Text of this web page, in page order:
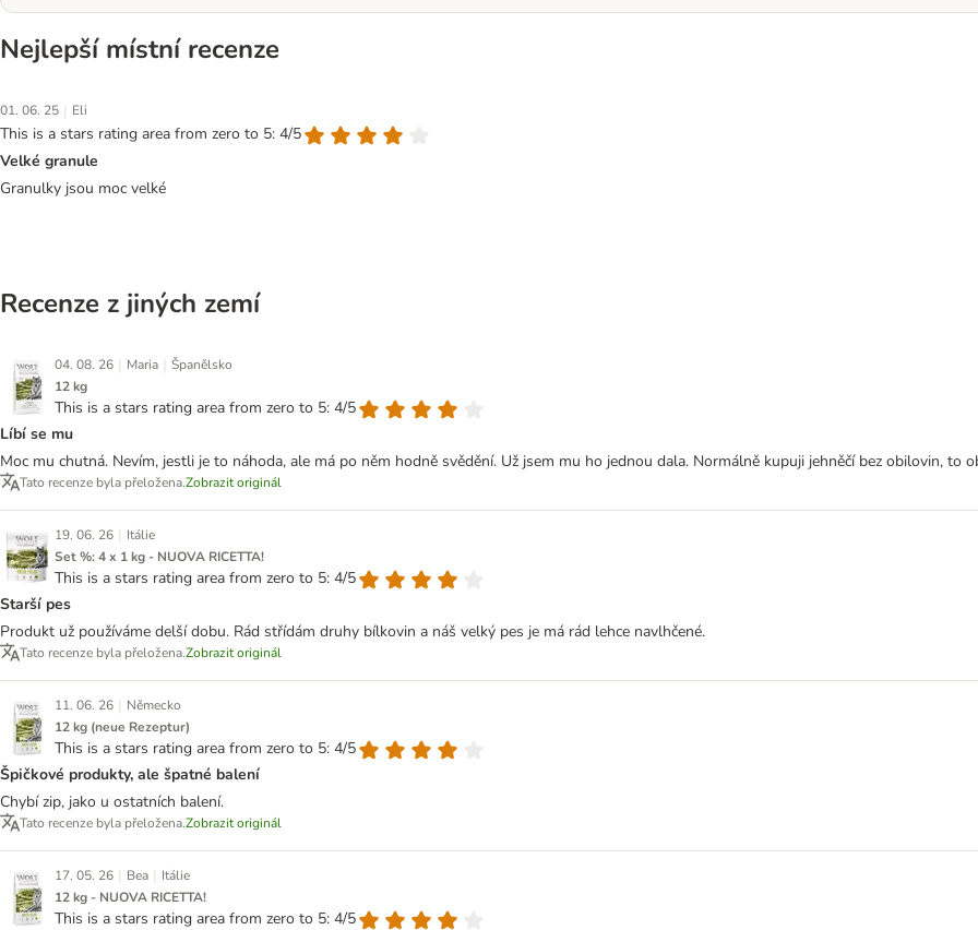
Nejlepší místní recenze
01. 06. 25 | Eli
This is a stars rating area from zero to 5: 4/5
Velké granule
Granulky jsou moc velké
Recenze z jiných zemí
04. 08. 26 | Maria | Španělsko
12 kg
This is a stars rating area from zero to 5: 4/5
Líbí se mu
Moc mu chutná. Nevím, jestli je to náhoda, ale má po něm hodně svědění. Už jsem mu ho jednou dala. Normálně kupuji jehněčí bez obilovin, to
Tato recenze byla přeložena.Zobrazit originál
19. 06. 26 | Itálie
Set %: 4 x 1 kg - NUOVA RICETTA!
This is a stars rating area from zero to 5: 4/5
Starší pes
Produkt už používáme delší dobu. Rád střídám druhy bílkovin a náš velký pes je má rád lehce navlhčené.
Tato recenze byla přeložena.Zobrazit originál
11. 06. 26 | Německo
12 kg (neue Rezeptur)
This is a stars rating area from zero to 5: 4/5
Špičkové produkty, ale špatné balení
Chybí zip, jako u ostatních balení.
Tato recenze byla přeložena.Zobrazit originál
17. 05. 26 | Bea | Itálie
12 kg - NUOVA RICETTA!
This is a stars rating area from zero to 5: 4/5